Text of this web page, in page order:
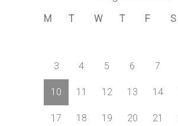
M T W T F S
3 4 5 6 7
10 11 12 13 14
17 18 19 20 21